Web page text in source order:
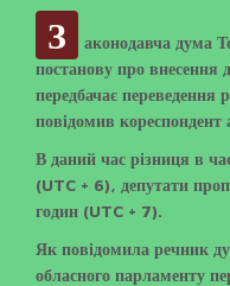
З
аконодавча дума
постанову про
передбачає переведення
повідомив кореспондент
В даний час різниця в
(UTC + 6), депутати
годин (UTC + 7).
Як повідомила речник
обласного парламенту